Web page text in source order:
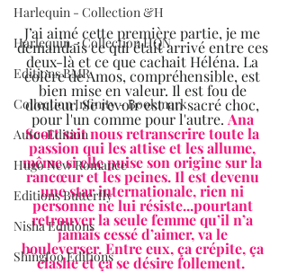
Harlequin - Collection &H
Harlequin - Collection HQN
Editions BMR
Collection Infinity - Bookmark
Auto-Edition
Hugo New Romance
Editions Butterfly
Nisha Editions
Shingfoo Editions
J’ai aimé cette première partie, je me
demandais ce qui était arrivé entre ces
deux-là et ce que cachait Héléna. La
colère de Amos, compréhensible, est
bien mise en valeur. Il est fou de
douleur. Se revoir est un sacré choc,
pour l'un comme pour l'autre. Ana
Scott sait nous retranscrire toute la
passion qui les attise et les allume,
même si elle puise son origine sur la
rancœur et les peines. Il est devenu
une star internationale, rien ni
personne ne lui résiste...pourtant
retrouver la seule femme qu’il n’a
jamais cessé d’aimer, va le
bouleverser. Entre eux, ça crépite, ça
clashe et ça se désire follement.